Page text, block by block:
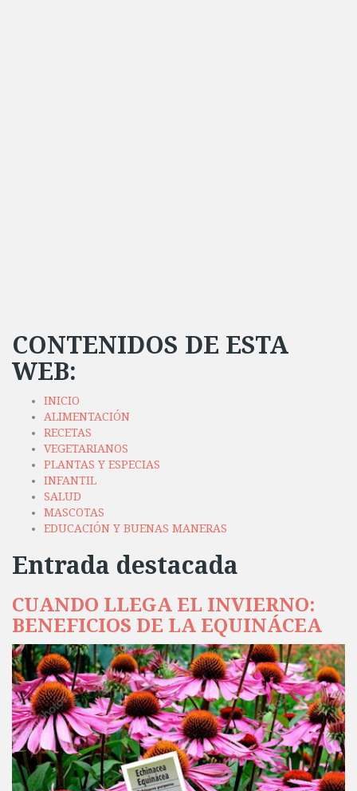
CONTENIDOS DE ESTA
WEB:
INICIO
ALIMENTACIÓN
RECETAS
VEGETARIANOS
PLANTAS Y ESPECIAS
INFANTIL
SALUD
MASCOTAS
EDUCACIÓN Y BUENAS MANERAS
Entrada destacada
CUANDO LLEGA EL INVIERNO:
BENEFICIOS DE LA EQUINÁCEA